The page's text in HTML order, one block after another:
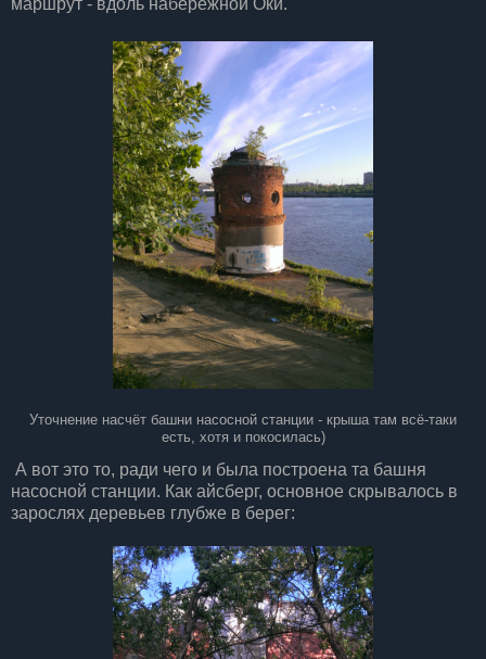
маршрут - вдоль набережной Оки.
Уточнение насчёт башни насосной станции - крыша там всё-таки
есть, хотя и покосилась)
А вот это то, ради чего и была построена та башня
насосной станции. Как айсберг, основное скрывалось в
зарослях деревьев глубже в берег: